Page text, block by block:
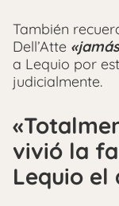
También
Dell’Atte
a Lequio por
judicialmente.
vivió la
Lequio el